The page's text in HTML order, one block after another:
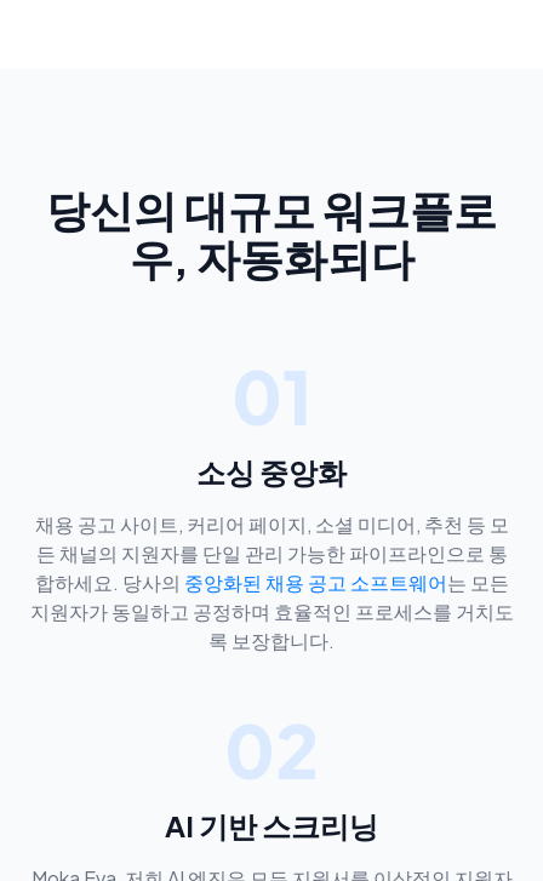
당신의 대규모 워크플로
우, 자동화되다
01
소싱 중앙화
채용 공고 사이트, 커리어 페이지, 소셜 미디어, 추천 등 모
든 채널의 지원자를 단일 관리 가능한 파이프라인으로 통
합하세요. 당사의 중앙화된 채용 공고 소프트웨어는 모든
지원자가 동일하고 공정하며 효율적인 프로세스를 거치도
록 보장합니다.
02
AI 기반 스크리닝